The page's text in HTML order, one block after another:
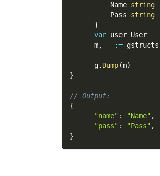
          Name
string
          Pass
string
}
var user User
      m
, := gstructs
      g
. Dump(m)
}
// Output:
{
"name" : "Name" ,
"pass" : "Pass" ,
}